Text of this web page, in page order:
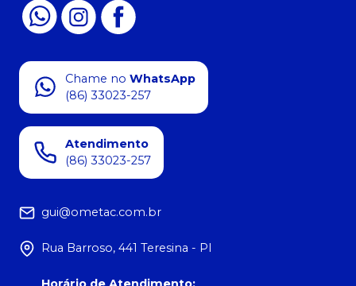
Chame no WhatsApp
(86) 33023-257
Atendimento
(86) 33023-257
gui@ometac.com.br
Rua Barroso, 441 Teresina - PI